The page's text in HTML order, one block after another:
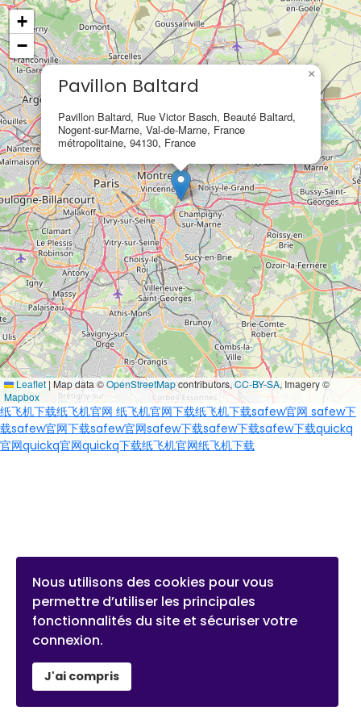
Pavillon Baltard
Pavillon Baltard, Rue Victor Basch, Beauté Baltard,
Nogent-sur-Marne, Val-de-Marne, France
métropolitaine, 94130, France
×
+
−
Leaflet | Map data ©OpenStreetMapcontributors,CC-BY-SA, Imagery ©
Mapbox
Nous utilisons des cookies pour vous
permettre d’utiliser les principales
fonctionnalités du site et sécuriser votre
connexion.
J'ai compris
纸飞机下载纸飞机官网 纸飞机官网下载纸飞机下载safew官网 safew下
载safew官网下载safew官网safew下载safew下载safew下载quickq
官网quickq官网quickq下载纸飞机官网纸飞机下载